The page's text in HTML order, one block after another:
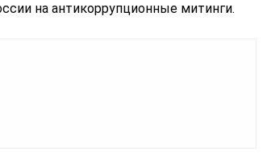
на антикоррупционные митинги.